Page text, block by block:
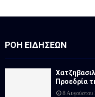
ΡΟΉ ΕΙΔΉΣΕΩΝ
Προεδρία
8 Αυγούστου